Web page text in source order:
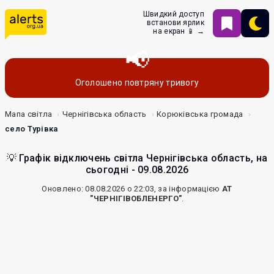
Швидкий доступ
встанови ярлик
на екран 📱 →
Оголошено повтряну тривогу
Мапа світла Чернігівська область
Корюківська громада
село Турівка
💡 Графік відключень світла Чернігівська область, на
сьогодні - 09.08.2026
Оновлено: 08.08.2026 о 22:03, за інформацією АТ
"ЧЕРНІГІВОБЛЕНЕРГО".